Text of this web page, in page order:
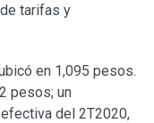
tarifas y
en 1,095 pesos.
pesos; un
del 2T2020,